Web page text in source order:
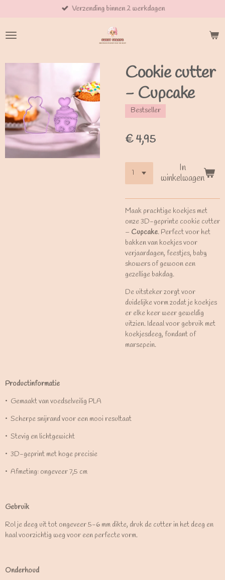
naar
de
Verzending binnen 2 werkdagen
Cookie cutter
- Cupcake
Bestseller
€ 4,95
In
winkelwagen
Maak prachtige koekjes met
onze 3D-geprinte cookie cutter
– Cupcake. Perfect voor het
bakken van koekjes voor
verjaardagen, feestjes, baby
showers of gewoon een
gezellige bakdag.
De uitsteker zorgt voor
duidelijke vorm zodat je koekjes
er elke keer weer geweldig
uitzien. Ideaal voor gebruik met
koekjesdeeg, fondant of
marsepein.
Productinformatie
•⁠ ⁠Gemaakt van voedselveilig PLA
•⁠ ⁠Scherpe snijrand voor een mooi resultaat
•⁠ ⁠Stevig en lichtgewicht
•⁠ ⁠3D-geprint met hoge precisie
•⁠ ⁠Afmeting: ongeveer 7,5 cm
Gebruik
Rol je deeg uit tot ongeveer 5-6 mm dikte, druk de cutter in het deeg en
haal voorzichtig weg voor een perfecte vorm.
Onderhoud